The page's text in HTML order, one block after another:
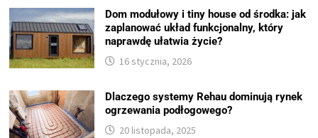
Dom modułowy i tiny house od środka: jak
zaplanować układ funkcjonalny, który
naprawdę ułatwia życie?
16 stycznia, 2026
Dlaczego systemy Rehau dominują rynek
ogrzewania podłogowego?
20 listopada, 2025